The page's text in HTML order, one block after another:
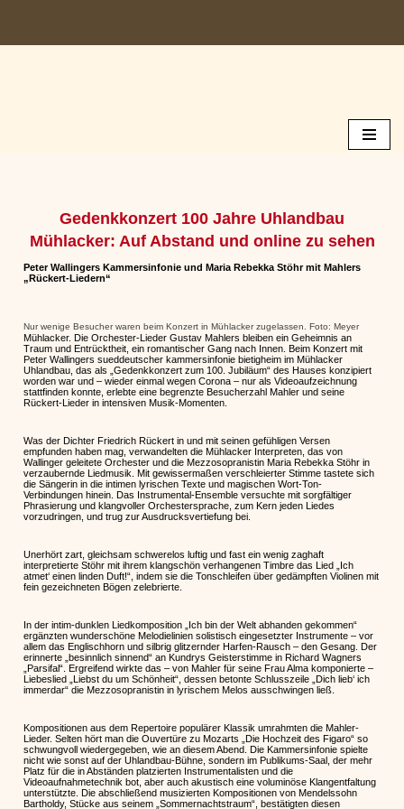
Zum
Gedenkkonzert 100 Jahre Uhlandbau
Mühlacker: Auf Abstand und online zu sehen
Peter Wallingers Kammersinfonie und Maria Rebekka Stöhr mit Mahlers
„Rückert-Liedern“
Nur wenige Besucher waren beim Konzert in Mühlacker zugelassen. Foto: Meyer
Mühlacker. Die Orchester-Lieder Gustav Mahlers bleiben ein Geheimnis an
Traum und Entrücktheit, ein romantischer Gang nach Innen. Beim Konzert mit
Peter Wallingers sueddeutscher kammersinfonie bietigheim im Mühlacker
Uhlandbau, das als „Gedenkkonzert zum 100. Jubiläum“ des Hauses konzipiert
worden war und – wieder einmal wegen Corona – nur als Videoaufzeichnung
stattfinden konnte, erlebte eine begrenzte Besucherzahl Mahler und seine
Rückert-Lieder in intensiven Musik-Momenten.
Was der Dichter Friedrich Rückert in und mit seinen gefühligen Versen
empfunden haben mag, verwandelten die Mühlacker Interpreten, das von
Wallinger geleitete Orchester und die Mezzosopranistin Maria Rebekka Stöhr in
verzaubernde Liedmusik. Mit gewissermaßen verschleierter Stimme tastete sich
die Sängerin in die intimen lyrischen Texte und magischen Wort-Ton-
Verbindungen hinein. Das Instrumental-Ensemble versuchte mit sorgfältiger
Phrasierung und klangvoller Orchestersprache, zum Kern jeden Liedes
vorzudringen, und trug zur Ausdrucksvertiefung bei.
Unerhört zart, gleichsam schwerelos luftig und fast ein wenig zaghaft
interpretierte Stöhr mit ihrem klangschön verhangenen Timbre das Lied „Ich
atmet‘ einen linden Duft!“, indem sie die Tonschleifen über gedämpften Violinen mit
fein gezeichneten Bögen zelebrierte.
In der intim-dunklen Liedkomposition „Ich bin der Welt abhanden gekommen“
ergänzten wunderschöne Melodielinien solistisch eingesetzter Instrumente – vor
allem das Englischhorn und silbrig glitzernder Harfen-Rausch – den Gesang. Der
erinnerte „besinnlich sinnend“ an Kundrys Geisterstimme in Richard Wagners
„Parsifal“. Ergreifend wirkte das – von Mahler für seine Frau Alma komponierte –
Liebeslied „Liebst du um Schönheit“, dessen betonte Schlusszeile „Dich lieb‘ ich
immerdar“ die Mezzosopranistin in lyrischem Melos ausschwingen ließ.
Kompositionen aus dem Repertoire populärer Klassik umrahmten die Mahler-
Lieder. Selten hört man die Ouvertüre zu Mozarts „Die Hochzeit des Figaro“ so
schwungvoll wiedergegeben, wie an diesem Abend. Die Kammersinfonie spielte
nicht wie sonst auf der Uhlandbau-Bühne, sondern im Publikums-Saal, der mehr
Platz für die in Abständen platzierten Instrumentalisten und die
Videoaufnahmetechnik bot, aber auch akustisch eine voluminöse Klangentfaltung
unterstützte. Die abschließend musizierten Kompositionen von Mendelssohn
Bartholdy, Stücke aus seinem „Sommernachtstraum“, bestätigten diesen